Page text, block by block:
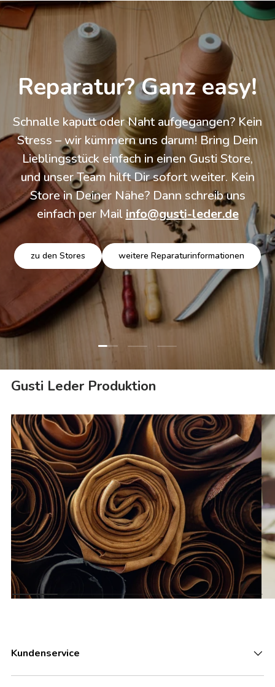
Reparatur? Ganz easy!
Schnalle kaputt oder Naht aufgegangen? Kein
Stress – wir kümmern uns darum! Bring Dein
Lieblingsstück einfach in einen Gusti Store,
und unser Team hilft Dir sofort weiter. Kein
Store in Deiner Nähe? Dann schreib uns
einfach per Mail info@gusti-leder.de
zu den Stores weitere Reparaturinformationen
Folie laden 1 von 3
Folie laden 2 von 3
Folie laden 3 von 3
Gusti Leder Produktion
Kundenservice